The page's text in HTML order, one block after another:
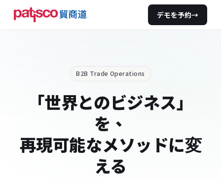
デモを予約→
B2B Trade Operations
「世界とのビジネス」
を、
再現可能なメソッドに変
える